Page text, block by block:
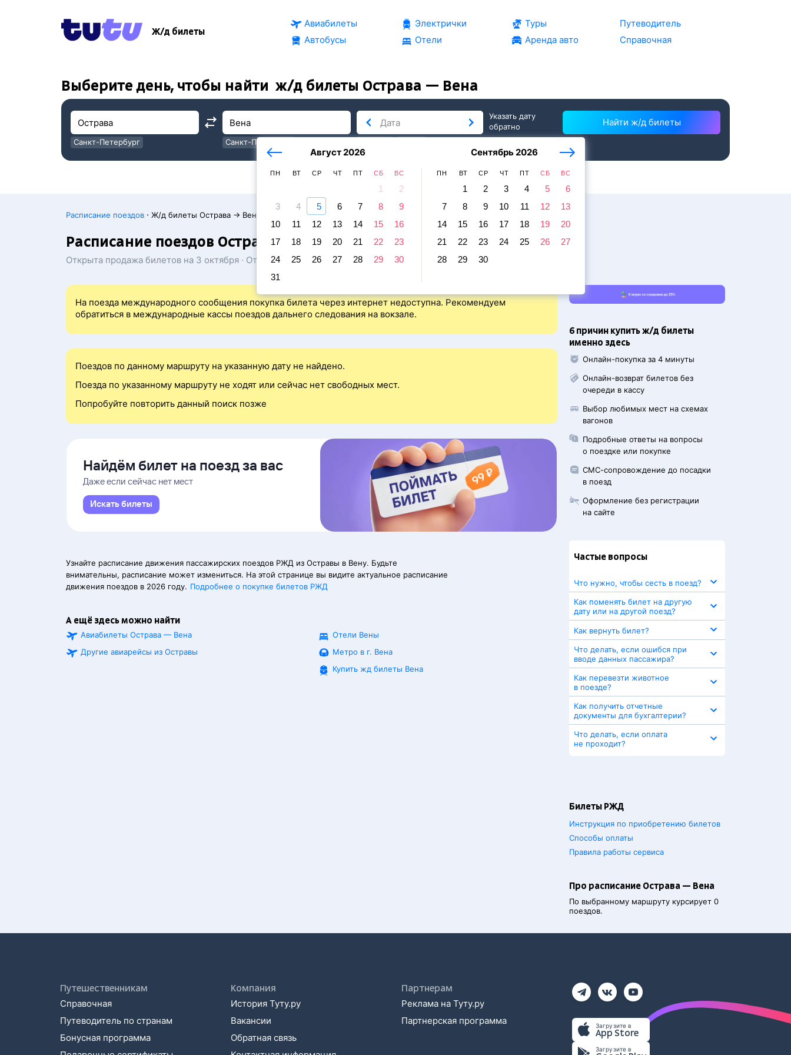
Ж/д билеты
Авиабилеты
Автобусы
Электрички
Отели
Туры
Аренда авто
Путеводитель
Справочная
Выберите день, чтобы найти ж/д билеты Острава — Вена
Санкт-Петербург
Санкт-Петербург
Август 2026
ПН ВТ СР ЧТ ПТ СБ ВС
1
2
3
4 5 6 7 8
9
10
11 12 13 14 15
16
17
18 19 20 21 22
23
24
25 26 27 28 29
30
31
Сентябрь 2026
ПН ВТ СР ЧТ ПТ СБ ВС
1 2 3 4 5
6
7
8 9 10 11 12
13
14
15 16 17 18 19
20
21
22 23 24 25 26
27
28
29 30
послезавтра
Указать дату
обратно
Найти ж/д билеты
Расписание поездов · Ж/д билеты Острава → Вена
Расписание поездов Острава — Вена
Открыта продажа билетов на 3 октября · Отправление и прибытие по местному времени. Цены за 1 пассажира
На поезда международного сообщения покупка билета через интернет недоступна. Рекомендуем
обратиться в международные кассы поездов дальнего следования на вокзале.
Поездов по данному маршруту на указанную дату не найдено.
Поезда по указанному маршруту не ходят или сейчас нет свободных мест.
Попробуйте повторить данный поиск позже
Найдём билет на поезд за вас
Даже если сейчас нет мест
Искать билеты
Узнайте расписание движения пассажирских поездов РЖД из Остравы в Вену. Будьте
внимательны, расписание может измениться. На этой странице вы видите актуальное расписание
движения поездов в 2026 году. Подробнее о покупке билетов РЖД
А ещё здесь можно найти
Авиабилеты Острава — Вена
Другие авиарейсы из Остравы
Отели Вены
Метро в г. Вена
Купить жд билеты Вена
6 причин купить ж/д билеты
именно здесь
Онлайн-покупка за 4 минуты
Онлайн-возврат билетов без
очереди в кассу
Выбор любимых мест на схемах
вагонов
Подробные ответы на вопросы
о поездке или покупке
СМС-сопровождение до посадки
в поезд
Оформление без регистрации
на сайте
Частые вопросы
Что нужно, чтобы сесть в поезд?
Как поменять билет на другую
дату или на другой поезд?
Как вернуть билет?
Что делать, если ошибся при
вводе данных пассажира?
Как перевезти животное
в поезде?
Как получить отчетные
документы для бухгалтерии?
Что делать, если оплата
не проходит?
Билеты РЖД
Инструкция по приобретению билетов
Способы оплаты
Правила работы сервиса
Про расписание Острава — Вена
По выбранному маршруту курсирует 0
поездов.
Путешественникам
Справочная
Путеводитель по странам
Бонусная программа
Компания
История Туту.ру
Вакансии
Обратная связь
Партнерам
Реклама на Туту.ру
Партнерская программа
Загрузите в
App Store
Загрузите в